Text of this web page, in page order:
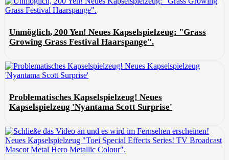
Unmöglich, 200 Yen! Neues Kapselspielzeug: "Grass
Growing Grass Festival Haarspange".
Problematisches Kapselspielzeug! Neues
Kapselspielzeug 'Nyantama Scott Surprise'